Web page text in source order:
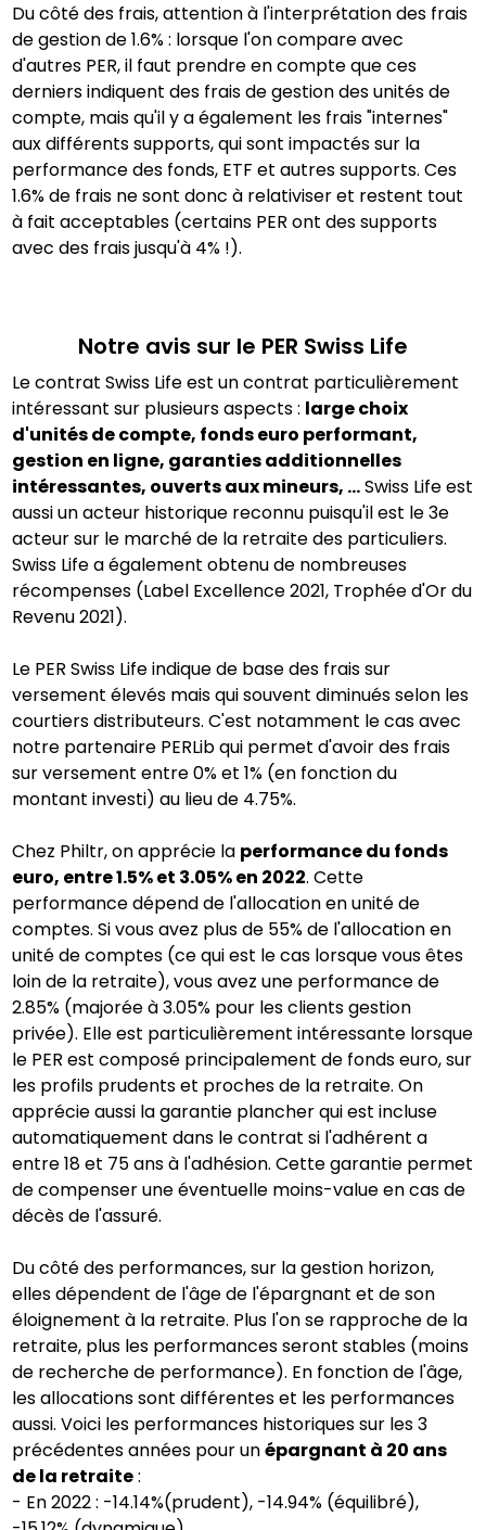
Du côté des frais, attention à l'interprétation des frais
de gestion de 1.6% : lorsque l'on compare avec
d'autres PER, il faut prendre en compte que ces
derniers indiquent des frais de gestion des unités de
compte, mais qu'il y a également les frais "internes"
aux différents supports, qui sont impactés sur la
performance des fonds, ETF et autres supports. Ces
1.6% de frais ne sont donc à relativiser et restent tout
à fait acceptables (certains PER ont des supports
avec des frais jusqu'à 4% !).
Notre avis sur le PER Swiss Life
Le contrat Swiss Life est un contrat particulièrement
intéressant sur plusieurs aspects : large choix
d'unités de compte, fonds euro performant,
gestion en ligne, garanties additionnelles
intéressantes, ouverts aux mineurs, ...Swiss Life est
aussi un acteur historique reconnu puisqu'il est le 3e
acteur sur le marché de la retraite des particuliers.
Swiss Life a également obtenu de nombreuses
récompenses (Label Excellence 2021, Trophée d'Or du
Revenu 2021).
Le PER Swiss Life indique de base des frais sur
versement élevés mais qui souvent diminués selon les
courtiers distributeurs. C'est notamment le cas avec
notre partenaire PERLib qui permet d'avoir des frais
sur versement entre 0% et 1% (en fonction du
montant investi) au lieu de 4.75%.
Chez Philtr, on apprécie la performance du fonds
euro, entre 1.5% et 3.05% en 2022. Cette
performance dépend de l'allocation en unité de
comptes. Si vous avez plus de 55% de l'allocation en
unité de comptes (ce qui est le cas lorsque vous êtes
loin de la retraite), vous avez une performance de
2.85% (majorée à 3.05% pour les clients gestion
privée). Elle est particulièrement intéressante lorsque
le PER est composé principalement de fonds euro, sur
les profils prudents et proches de la retraite. On
apprécie aussi la garantie plancher qui est incluse
automatiquement dans le contrat si l'adhérent a
entre 18 et 75 ans à l'adhésion. Cette garantie permet
de compenser une éventuelle moins-value en cas de
décès de l'assuré.
Du côté des performances, sur la gestion horizon,
elles dépendent de l'âge de l'épargnant et de son
éloignement à la retraite. Plus l'on se rapproche de la
retraite, plus les performances seront stables (moins
de recherche de performance). En fonction de l'âge,
les allocations sont différentes et les performances
aussi. Voici les performances historiques sur les 3
précédentes années pour unépargnant à 20 ans
de la retraite:
- En 2022 : -14.14%(prudent), -14.94% (équilibré),